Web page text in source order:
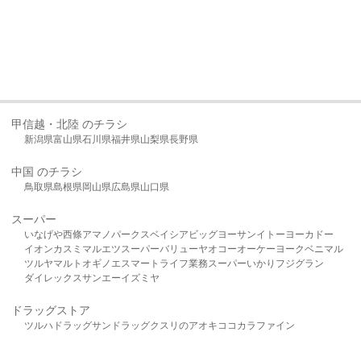
甲信越・北陸 のチラシ
新潟県富山県石川県福井県山梨県長野県
中国 のチラシ
鳥取県島根県岡山県広島県山口県
スーパー
いなげや西條アマノパークスベイシア ビッグヨーサンイトーヨーカドー
イオンカスミ マルエツスーパーバリューヤオコーオーケー ヨークベニマル
ツルヤマルト オギノ エスマート ライフ業務スーパーいかり フジグラン
ダイレックスサンエーイズミヤ
ドラッグストア
ツルハドラッグサンドラッグクスリのアオキ ココカラファイン